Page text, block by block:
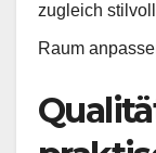
zugleich
Raum